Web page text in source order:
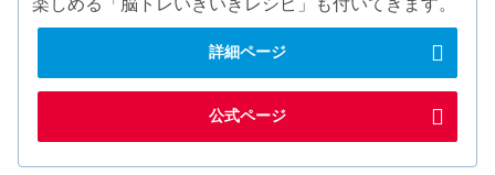
詳細ページ
公式ページ